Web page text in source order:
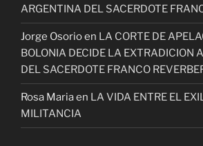
ARGENTINA DEL SACERDOTE
Jorge Osorioen LA CORTE DE
BOLONIA DECIDE LA EXTRADICION
DEL SACERDOTE FRANCO
Rosa Mariaen LA VIDA ENTRE EL
MILITANCIA